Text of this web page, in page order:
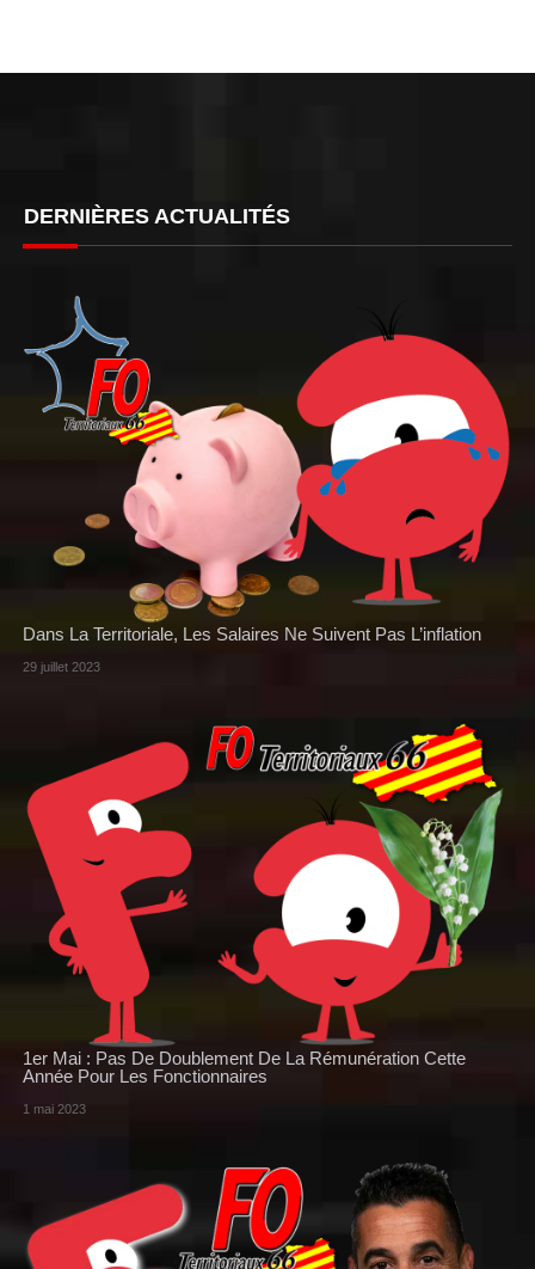
DERNIÈRES ACTUALITÉS
Dans La Territoriale, Les Salaires Ne Suivent Pas L’inflation
29 juillet 2023
1er Mai : Pas De Doublement De La Rémunération Cette
Année Pour Les Fonctionnaires
1 mai 2023